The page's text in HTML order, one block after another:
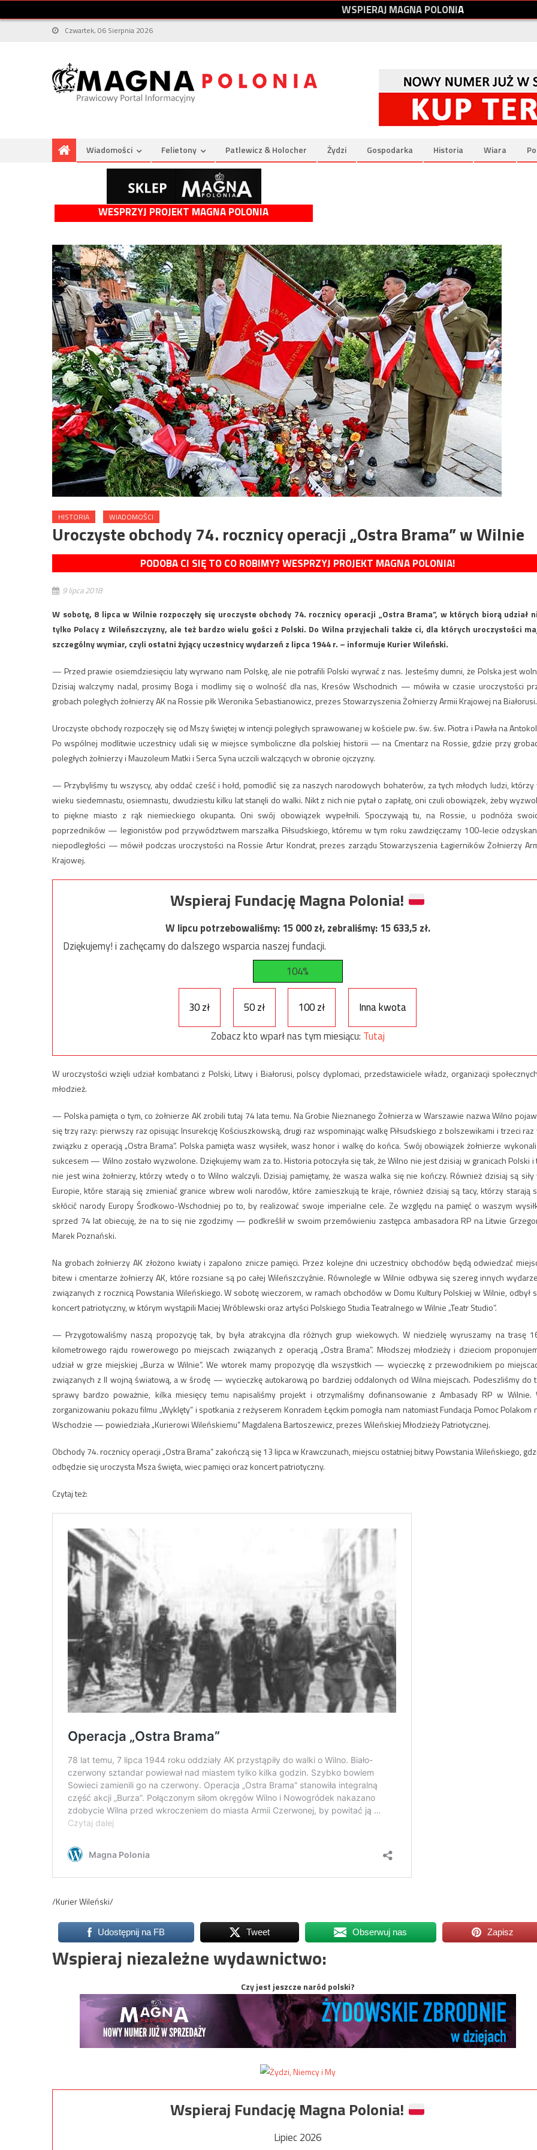
WSPIERAJMAGNAPOLONIA
Czwartek, 06 Sierpnia 2026
Wiadomości Felietony Patlewicz & Holocher Żydzi Gospodarka Historia Wiara
WESPRZYJ PROJEKT MAGNA POLONIA
HISTORIA WIADOMOŚCI
Uroczyste obchody 74. rocznicy operacji „Ostra Brama” w Wilnie
PODOBA CI SIĘ TO CO ROBIMY? WESPRZYJ PROJEKT MAGNA POLONIA!
9 lipca 2018
W sobotę, 8 lipca w Wilnie rozpoczęły się uroczyste obchody 74. rocznicy operacji „Ostra Brama”, w których biorą udział
tylko Polacy z Wileńszczyzny, ale też bardzo wielu gości z Polski. Do Wilna przyjechali także ci, dla których uroczystości
szczególny wymiar, czyli ostatni żyjący uczestnicy wydarzeń z lipca 1944 r. – informuje Kurier Wileński.
— Przed prawie osiemdziesięciu laty wyrwano nam Polskę, ale nie potrafili Polski wyrwać z nas. Jesteśmy dumni, że Polska jest
Dzisiaj walczymy nadal, prosimy Boga i modlimy się o wolność dla nas, Kresów Wschodnich — mówiła w czasie uroczystości
grobach poległych żołnierzy AK na Rossie płk Weronika Sebastianowicz, prezes Stowarzyszenia Żołnierzy Armii Krajowej na Białorusi.
Uroczyste obchody rozpoczęły się od Mszy świętej w intencji poległych sprawowanej w kościele pw. św. św. Piotra i Pawła na
Po wspólnej modlitwie uczestnicy udali się w miejsce symboliczne dla polskiej historii — na Cmentarz na Rossie, gdzie przy
poległych żołnierzy i Mauzoleum Matki i Serca Syna uczcili walczących w obronie ojczyzny.
— Przybyliśmy tu wszyscy, aby oddać cześć i hołd, pomodlić się za naszych narodowych bohaterów, za tych młodych ludzi, którzy
wieku siedemnastu, osiemnastu, dwudziestu kilku lat stanęli do walki. Nikt z nich nie pytał o zapłatę, oni czuli obowiązek, żeby
to piękne miasto z rąk niemieckiego okupanta. Oni swój obowiązek wypełnili. Spoczywają tu, na Rossie, u podnóża
poprzedników — legionistów pod przywództwem marszałka Piłsudskiego, któremu w tym roku zawdzięczamy 100-lecie
niepodległości — mówił podczas uroczystości na Rossie Artur Kondrat, prezes zarządu Stowarzyszenia Łagierników Żołnierzy
Krajowej.
Wspieraj Fundację Magna Polonia!
W lipcu potrzebowaliśmy:15 000zł, zebraliśmy:15 633,5zł.
Dziękujemy! i zachęcamy do dalszego wsparcia naszej fundacji.
104%
30 zł 50 zł 100 zł
Inna kwota
Zobacz kto wparł nas tym miesiącu: Tutaj
W uroczystości wzięli udział kombatanci z Polski, Litwy i Białorusi, polscy dyplomaci, przedstawiciele władz, organizacji
młodzież.
— Polska pamięta o tym, co żołnierze AK zrobili tutaj 74 lata temu. Na Grobie Nieznanego Żołnierza w Warszawie nazwa Wilno
się trzy razy: pierwszy raz opisując Insurekcję Kościuszkowską, drugi raz wspominając walkę Piłsudskiego z bolszewikami i trzeci raz
związku z operacją „Ostra Brama”. Polska pamięta wasz wysiłek, wasz honor i walkę do końca. Swój obowiązek żołnierze
sukcesem — Wilno zostało wyzwolone. Dziękujemy wam za to. Historia potoczyła się tak, że Wilno nie jest dzisiaj w granicach Polski i
nie jest wina żołnierzy, którzy wtedy o to Wilno walczyli. Dzisiaj pamiętamy, że wasza walka się nie kończy. Również dzisiaj są siły
Europie, które starają się zmieniać granice wbrew woli narodów, które zamieszkują te kraje, również dzisiaj są tacy, którzy starają
skłócić narody Europy Środkowo-Wschodniej po to, by realizować swoje imperialne cele. Ze względu na pamięć o waszym
sprzed 74 lat obiecuję, że na to się nie zgodzimy — podkreślił w swoim przemówieniu zastępca ambasadora RP na Litwie
Marek Poznański.
Na grobach żołnierzy AK złożono kwiaty i zapalono znicze pamięci. Przez kolejne dni uczestnicy obchodów będą odwiedzać
bitew i cmentarze żołnierzy AK, które rozsiane są po całej Wileńszczyźnie. Równolegle w Wilnie odbywa się szereg innych
związanych z rocznicą Powstania Wileńskiego. W sobotę wieczorem, w ramach obchodów w Domu Kultury Polskiej w Wilnie, odbył
koncert patriotyczny, w którym wystąpili Maciej Wróblewski oraz artyści Polskiego Studia Teatralnego w Wilnie „Teatr Studio”.
— Przygotowaliśmy naszą propozycję tak, by była atrakcyjna dla różnych grup wiekowych. W niedzielę wyruszamy na trasę
kilometrowego rajdu rowerowego po miejscach związanych z operacją „Ostra Brama”. Młodszej młodzieży i dzieciom
udział w grze miejskiej „Burza w Wilnie”. We wtorek mamy propozycję dla wszystkich — wycieczkę z przewodnikiem po
związanych z II wojną światową, a w środę — wycieczkę autokarową po bardziej oddalonych od Wilna miejscach. Podeszliśmy do
sprawy bardzo poważnie, kilka miesięcy temu napisaliśmy projekt i otrzymaliśmy dofinansowanie z Ambasady RP w Wilnie.
zorganizowaniu pokazu filmu „Wyklęty” i spotkania z reżyserem Konradem Łęckim pomogła nam natomiast Fundacja Pomoc Polakom
Wschodzie — powiedziała „Kurierowi Wileńskiemu” Magdalena Bartoszewicz, prezes Wileńskiej Młodzieży Patriotycznej.
Obchody 74. rocznicy operacji „Ostra Brama” zakończą się 13 lipca w Krawczunach, miejscu ostatniej bitwy Powstania Wileńskiego,
odbędzie się uroczysta Msza święta, wiec pamięci oraz koncert patriotyczny.
Czytaj też:
/Kurier Wileński/
Udostępnij na FB Tweet Obserwuj nas Zapisz
Wspieraj niezależne wydawnictwo:
Czy jest jeszcze naród polski?
Wspieraj Fundację Magna Polonia!
Lipiec 2026